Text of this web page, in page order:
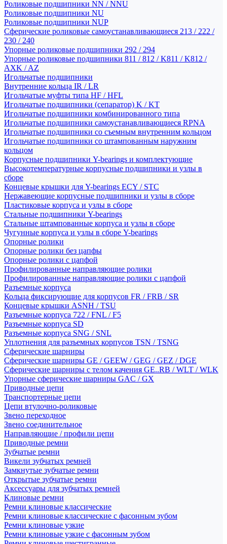
Роликовые подшипники NN / NNU
Роликовые подшипники NU
Роликовые подшипники NUP
Сферические роликовые самоустанавливающиеся 213 / 222 /
230 / 240
Упорные роликовые подшипники 292 / 294
Упорные роликовые подшипники 811 / 812 / K811 / K812 /
AXK / AZ
Игольчатые подшипники
Внутренние кольца IR / LR
Игольчатые муфты типа HF / HFL
Игольчатые подшипники (сепаратор) K / KT
Игольчатые подшипники комбинированного типа
Игольчатые подшипники самоустанавливающиеся RPNA
Игольчатые подшипники со съемным внутренним кольцом
Игольчатые подшипники со штампованным наружним
кольцом
Корпусные подшипники Y-bearings и комплектующие
Высокотемпературные корпусные подшипники и узлы в
сборе
Концевые крышки для Y-bearings ECY / STC
Нержавеющие корпусные подшипники и узлы в сборе
Пластиковые корпуса и узлы в сборе
Стальные подшипники Y-bearings
Стальные штампованные корпуса и узлы в сборе
Чугунные корпуса и узлы в сборе Y-bearings
Опорные ролики
Опорные ролики без цапфы
Опорные ролики с цапфой
Профилированные направляющие ролики
Профилированные направляющие ролики с цапфой
Разъемные корпуса
Кольца фиксирующие для корпусов FR / FRB / SR
Концевые крышки ASNH / TSU
Разъемные корпуса 722 / FNL / F5
Разъемные корпуса SD
Разъемные корпуса SNG / SNL
Уплотнения для разъемных корпусов TSN / TSNG
Сферические шарниры
Сферические шарниры GE / GEEW / GEG / GEZ / DGE
Сферические шарниры с телом качения GE..RB / WLT / WLK
Упорные сферические шарниры GAC / GX
Приводные цепи
Транспортерные цепи
Цепи втулочно-роликовые
Звено переходное
Звено соединительное
Направляющие / профили цепи
Приводные ремни
Зубчатые ремни
Викели зубчатых ремней
Замкнутые зубчатые ремни
Открытые зубчатые ремни
Аксессуары для зубчатых ремней
Клиновые ремни
Ремни клиновые классические
Ремни клиновые классические с фасонным зубом
Ремни клиновые узкие
Ремни клиновые узкие с фасонным зубом